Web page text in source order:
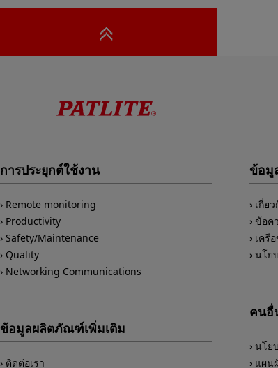
การประยุกต์ใช้งาน
Remote monitoring
Productivity
Safety/Maintenance
Quality
Networking Communications
ข้อมูลผลิตภัณฑ์เพิ่มเติม
ติดต่อเรา
ข้อมู
เกี่ย
ข้อค
เครื
นโย
คนอื่
นโย
แผน